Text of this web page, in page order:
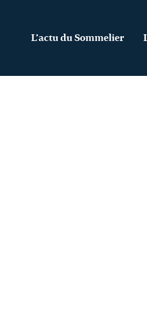
contenuL’actu du Sommelier